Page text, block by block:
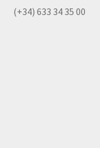
(+34) 633 34 35 00